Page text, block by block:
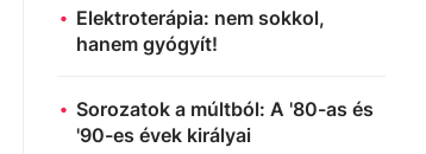
Elektroterápia: nem sokkol,
hanem gyógyít!
Sorozatok a múltból: A '80-as és
'90-es évek királyai